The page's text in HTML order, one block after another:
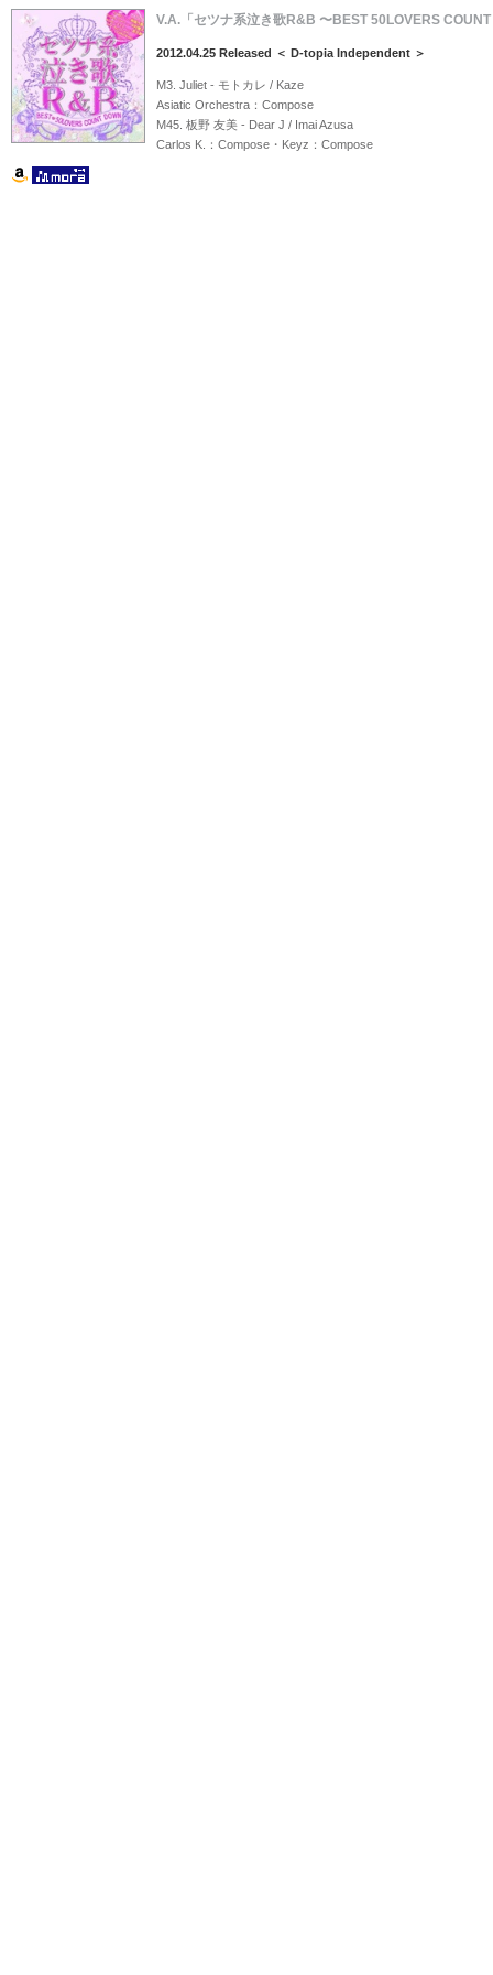
V.A.「セツナ系泣き歌R&B 〜BEST 50LOVERS
2012.04.25 Released ＜ D-topia Independent ＞
M3. Juliet - モトカレ / Kaze
Asiatic Orchestra：Compose
M45. 板野 友美 - Dear J / Imai Azusa
Carlos K.：Compose・Keyz：Compose